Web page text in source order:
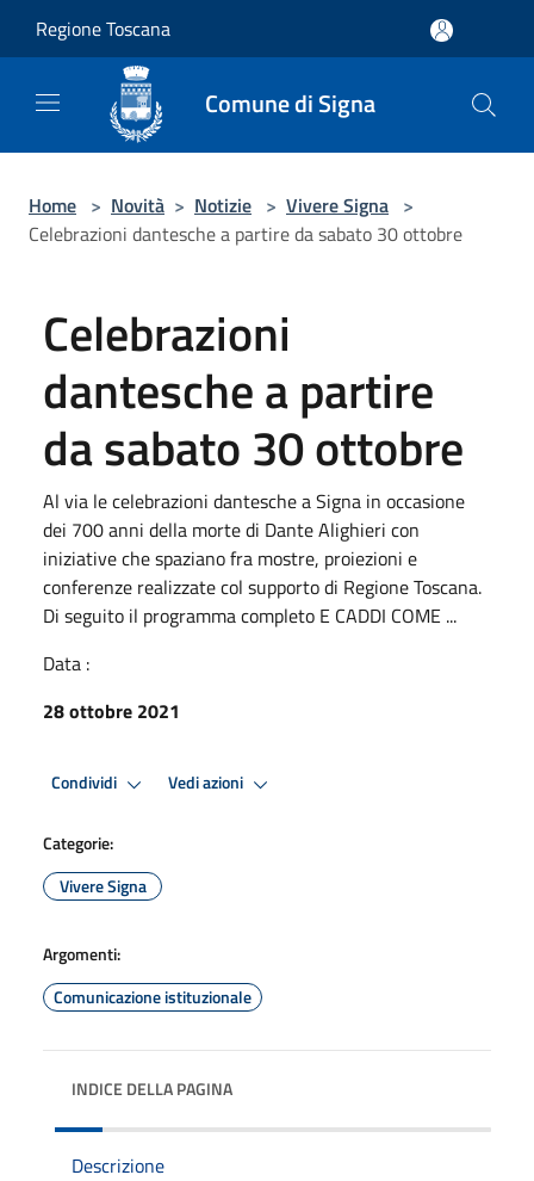
Regione Toscana
Comune di Signa
Home > Novità > Notizie > Vivere Signa >
Celebrazioni dantesche a partire da sabato 30 ottobre
Celebrazioni
dantesche a partire
da sabato 30 ottobre
Al via le celebrazioni dantesche a Signa in occasione
dei 700 anni della morte di Dante Alighieri con
iniziative che spaziano fra mostre, proiezioni e
conferenze realizzate col supporto di Regione Toscana.
Di seguito il programma completo E CADDI COME ...
Data :
28 ottobre 2021
Condividi Vedi azioni
Categorie:
Vivere Signa
Argomenti:
Comunicazione istituzionale
INDICE DELLA PAGINA
Descrizione